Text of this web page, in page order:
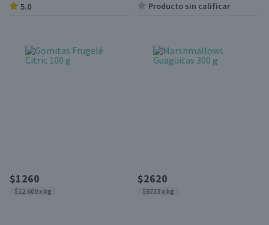
5.0 Producto sin calificar
$1260
$12.600 x kg
$2620
$8733 x kg